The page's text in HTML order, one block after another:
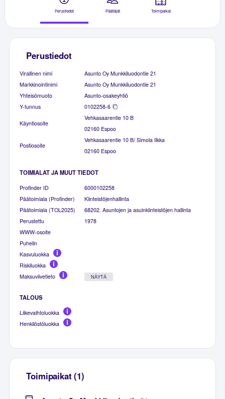
Perustiedot Päättäjät Toimipaikat
Perustiedot
Virallinen nimi
Asunto Oy Munkkiluodontie 21
Markkinointinimi
Asunto Oy Munkkiluodontie 21
Yhteisömuoto
Asunto-osakeyhtiö
Y-tunnus
0102258-6
Käyntiosoite
Vehkasaarentie 10 B
02160 Espoo
Postiosoite
Vehkasaarentie 10 B/ Simola Ilkka
02160 Espoo
TOIMIALAT JA MUUT TIEDOT
Profinder ID
6000102258
Päätoimiala (Profinder)
Kiinteistöjenhallinta
Päätoimiala (TOL2025)
68202. Asuntojen ja asuinkiinteistöjen hallinta
Perustettu
1978
WWW-osoite
Puhelin
Kasvuluokka
Riskiluokka
Maksuviivetieto
NÄYTÄ
TALOUS
Liikevaihtoluokka
Henkilöstöluokka
Toimipaikat (1)